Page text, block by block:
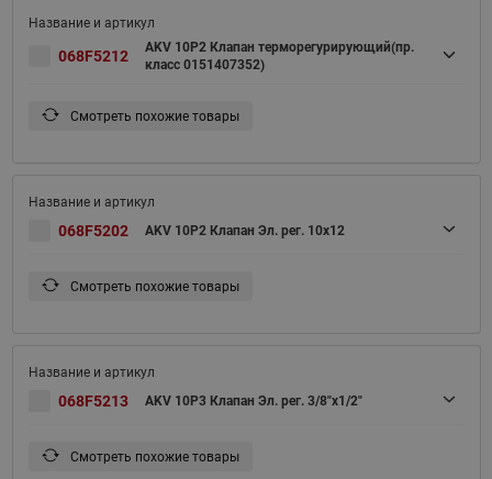
068F5212
AKV 10P2 Клапан терморегурирующий(пр.
класс 0151407352)
Смотреть похожие товары
068F5202 AKV 10P2 Клапан Эл. рег. 10x12
Смотреть похожие товары
068F5213 AKV 10P3 Клапан Эл. рег. 3/8"х1/2"
Смотреть похожие товары